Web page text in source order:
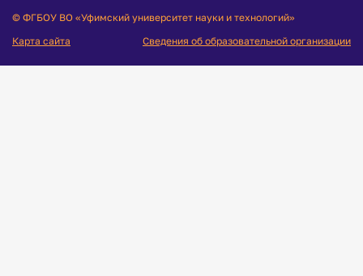
© ФГБОУ ВО «Уфимский университет науки и технологий»
Карта сайта
Сведения об образовательной организации